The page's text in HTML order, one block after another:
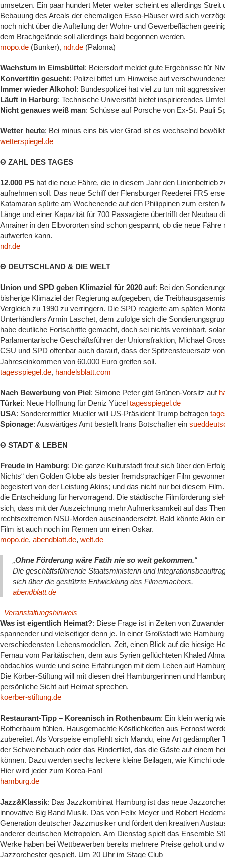
umsetzen. Ein paar hundert Meter weiter scheint es allerdings
Bebauung des Areals der ehemaligen Esso-Häuser wird sich
noch nicht über die Aufteilung der Wohn- und Gewerbeflächen
dem Brachgelände soll allerdings bald begonnen werden.
mopo.de (Bunker), ndr.de (Paloma)
Wachstum in Eimsbüttel: Beiersdorf meldet gute Ergebnisse für
Konvertitin gesucht: Polizei bittet um Hinweise auf
Immer wieder Alkohol: Bundespolizei hat viel zu tun mit
Läuft in Harburg: Technische Universität bietet inspirierendes
Nicht genaues weiß man: Schüsse auf Porsche von Ex-St. Pauli
Wetter heute: Bei minus eins bis vier Grad ist es wechselnd
wetterspiegel.de
Θ ZAHL DES TAGES
12.000 PS hat die neue Fähre, die in diesem Jahr den Linienbetrieb
aufnehmen soll. Das neue Schiff der Flensburger Reederei FRS
Katamaran spürte am Wochenende auf den Philippinen zum ersten
Länge und einer Kapazität für 700 Passagiere übertrifft der Neubau
Anrainer in den Elbvororten sind schon gespannt, ob die neue Fähre
aufwerfen kann.
ndr.de
Θ DEUTSCHLAND & DIE WELT
Union und SPD geben Klimaziel für 2020 auf: Bei den
bisherige Klimaziel der Regierung aufgegeben, die
Vergleich zu 1990 zu verringern. Die SPD reagierte am späten
Unterhändlers Armin Laschet, dem zufolge sich die
habe deutliche Fortschritte gemacht, doch sei nichts vereinbart,
Parlamentarische Geschäftsführer der Unionsfraktion, Michael
CSU und SPD offenbar auch darauf, dass der Spitzensteuersatz
Jahreseinkommen von 60.000 Euro greifen soll.
tagesspiegel.de, handelsblatt.com
Nach Bewerbung von Piel: Simone Peter gibt Grünen-Vorsitz auf
Türkei: Neue Hoffnung für Deniz Yücel tagesspiegel.de
USA: Sonderermittler Mueller will US-Präsident Trump befragen
Spionage: Auswärtiges Amt bestellt Irans Botschafter ein
Θ STADT & LEBEN
Freude in Hamburg: Die ganze Kulturstadt freut sich über den
Nichts“ den Golden Globe als bester fremdsprachiger Film
begeistert von der Leistung Akins; und das nicht nur bei diesem
die Entscheidung für hervorragend. Die städtische Filmförderung
sich, dass mit der Auszeichnung mehr Aufmerksamkeit auf das
rechtsextremen NSU-Morden auseinandersetzt. Bald könnte Akin
Film ist auch noch im Rennen um einen Oskar.
mopo.de, abendblatt.de, welt.de
„Ohne Förderung wäre Fatih nie so weit gekommen.“
Die geschäftsführende Staatsministerin und
sich über die gestützte Entwicklung des Filmemachers.
abendblatt.de
–Veranstaltungshinweis–
Was ist eigentlich Heimat?: Diese Frage ist in Zeiten von
spannender und vielseitiger denn je. In einer Großstadt wie
verschiedensten Lebensmodellen. Zeit, einen Blick auf die hiesige
Fernau vom Paritätischen, dem aus Syrien geflüchteten Khaled
obdachlos wurde und seine Erfahrungen mit dem Leben auf
Die Körber-Stiftung will mit diesen drei Hamburgerinnen und
persönliche Sicht auf Heimat sprechen.
koerber-stiftung.de
Restaurant-Tipp – Koreanisch in Rothenbaum: Ein klein wenig
Rotherbaum fühlen. Hausgemachte Köstlichkeiten aus Fernost
zubereitet. Als Vorspeise empfiehlt sich Mandu, eine Art gedämpfter
der Schweinebauch oder das Rinderfilet, das die Gäste auf einem
können. Dazu werden sechs leckere kleine Beilagen, wie Kimchi
Hier wird jeder zum Korea-Fan!
hamburg.de
Jazz&Klassik: Das Jazzkombinat Hamburg ist das neue
innovative Big Band Musik. Das von Felix Meyer und Robert
Generation deutscher Jazzmusiker und fördert den kreativen
anderer deutschen Metropolen. Am Dienstag spielt das Ensemble
Werke haben bei Wettbewerben bereits mehrere Preise geholt und
Jazzorchester gespielt. Um 20 Uhr im Stage Club